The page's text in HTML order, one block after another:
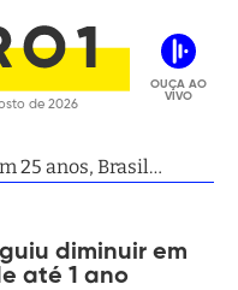
de 2026
OUÇA AO
VIVO
25 anos, Brasil
até 1 anodiminuir em
até 1 ano